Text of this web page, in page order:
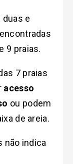
e
9 praias.
7 praias
acesso
ou podem
de areia.
não indica